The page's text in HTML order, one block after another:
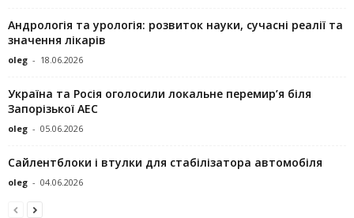
Андрологія та урологія: розвиток науки, сучасні реалії та
значення лікарів
oleg - 18.06.2026
Україна та Росія оголосили локальне перемир’я біля
Запорізької АЕС
oleg - 05.06.2026
Сайлентблоки і втулки для стабілізатора автомобіля
oleg - 04.06.2026